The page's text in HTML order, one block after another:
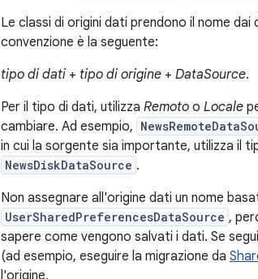
Le classi di origini dati prendono il nome
convenzione è la seguente:
tipo di dati + tipo di origine + DataSource.
Per il tipo di dati, utilizza Remoto o Locale
cambiare. Ad esempio,
in cui la sorgente sia importante, utilizza il
NewsDiskDataSource .
Non assegnare all'origine dati un nome
UserSharedPreferencesDataSource ,
sapere come vengono salvati i dati. Se
(ad esempio, eseguire la migrazione da